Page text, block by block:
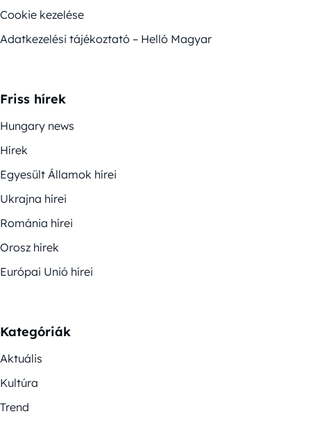
Cookie kezelése
Adatkezelési tájékoztató – Helló Magyar
Friss hírek
Hungary news
Hírek
Egyesült Államok hírei
Ukrajna hírei
Románia hírei
Orosz hírek
Európai Unió hírei
Kategóriák
Aktuális
Kultúra
Trend